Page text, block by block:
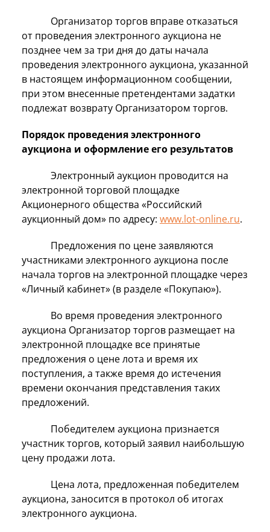
Организатор торгов вправе отказаться
от проведения электронного аукциона не
позднее чем за три дня до даты начала
проведения электронного аукциона, указанной
в настоящем информационном сообщении,
при этом внесенные претендентами задатки
подлежат возврату Организатором торгов.
Порядок проведения электронного
аукциона и оформление его результатов
Электронный аукцион проводится на
электронной торговой площадке
Акционерного общества «Российский
аукционный дом» по адресу: www.lot-online.ru.
Предложения по цене заявляются
участниками электронного аукциона после
начала торгов на электронной площадке через
«Личный кабинет» (в разделе «Покупаю»).
Во время проведения электронного
аукциона Организатор торгов размещает на
электронной площадке все принятые
предложения о цене лота и время их
поступления, а также время до истечения
времени окончания представления таких
предложений.
Победителем аукциона признается
участник торгов, который заявил наибольшую
цену продажи лота.
Цена лота, предложенная победителем
аукциона, заносится в протокол об итогах
электронного аукциона.